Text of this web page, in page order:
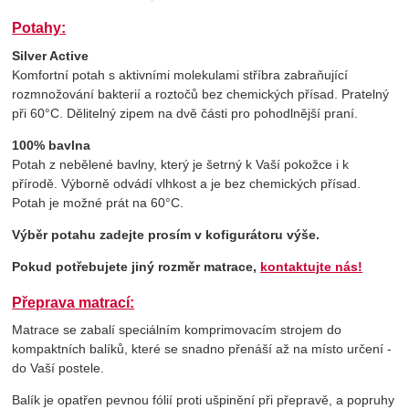
Potahy:
Silver Active
Komfortní potah s aktivními molekulami stříbra zabraňující
rozmnožování bakterií a roztočů bez chemických přísad. Pratelný
při 60°C. Dělitelný zipem na dvě části pro pohodlnější praní.
100% bavlna
Potah z nebělené bavlny, který je šetrný k Vaší pokožce i k
přírodě. Výborně odvádí vlhkost a je bez chemických přísad.
Potah je možné prát na 60°C.
Výběr potahu zadejte prosím v kofigurátoru výše.
Pokud potřebujete jiný rozměr matrace, kontaktujte nás!
Přeprava matrací:
Matrace se zabalí speciálním komprimovacím strojem do
kompaktních balíků, které se snadno přenáší až na místo určení -
do Vaší postele.
Balík je opatřen pevnou fólií proti ušpinění při přepravě, a popruhy